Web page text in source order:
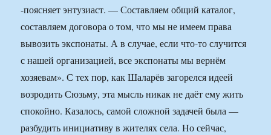
-поясняет энтузиаст. — Составляем общий каталог,
составляем договора о том, что мы не имеем права
вывозить экспонаты. А в случае, если что-то случится
с нашей организацией, все экспонаты мы вернём
хозяевам». С тех пор, как Шаларёв загорелся идеей
возродить Сюзьму, эта мысль никак не даёт ему жить
спокойно. Казалось, самой сложной задачей была —
разбудить инициативу в жителях села. Но сейчас,